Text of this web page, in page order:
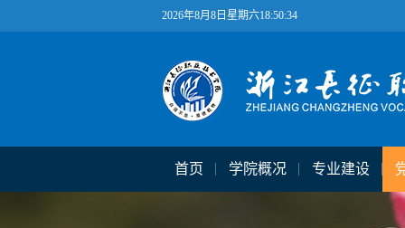
2026年8月8日星期六18:50:35
首页 学院概况 专业建设